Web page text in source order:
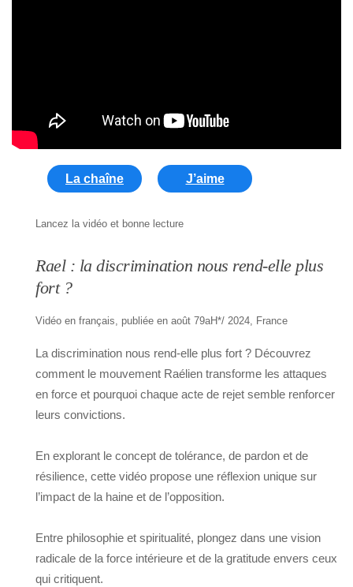
La chaîne J’aime
Lancez la vidéo et bonne lecture
Rael : la discrimination nous rend-elle plus
fort ?
Vidéo en français, publiée en août 79aH*/ 2024, France
La discrimination nous rend-elle plus fort ? Découvrez
comment le mouvement Raélien transforme les attaques
en force et pourquoi chaque acte de rejet semble renforcer
leurs convictions.
En explorant le concept de tolérance, de pardon et de
résilience, cette vidéo propose une réflexion unique sur
l’impact de la haine et de l’opposition.
Entre philosophie et spiritualité, plongez dans une vision
radicale de la force intérieure et de la gratitude envers ceux
qui critiquent.